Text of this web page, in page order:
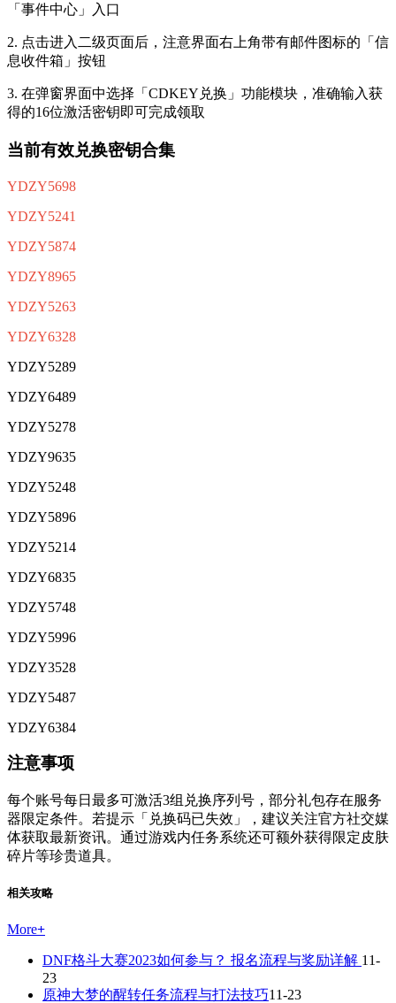
「事件中心」入口
2. 点击进入二级页面后，注意界面右上角带有邮件图标的「信
息收件箱」按钮
3. 在弹窗界面中选择「CDKEY兑换」功能模块，准确输入获
得的16位激活密钥即可完成领取
当前有效兑换密钥合集
YDZY5698
YDZY5241
YDZY5874
YDZY8965
YDZY5263
YDZY6328
YDZY5289
YDZY6489
YDZY5278
YDZY9635
YDZY5248
YDZY5896
YDZY5214
YDZY6835
YDZY5748
YDZY5996
YDZY3528
YDZY5487
YDZY6384
注意事项
每个账号每日最多可激活3组兑换序列号，部分礼包存在服务
器限定条件。若提示「兑换码已失效」，建议关注官方社交媒
体获取最新资讯。通过游戏内任务系统还可额外获得限定皮肤
碎片等珍贵道具。
相关攻略
More+
DNF格斗大赛2023如何参与？ 报名流程与奖励详解 11-
23
原神大梦的醒转任务流程与打法技巧11-23